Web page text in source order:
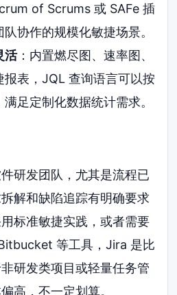
of Scrums 或 SAFe 插
协作的规模化敏捷场景。
活：内置燃尽图、速率图、
报表，JQL 查询语言可以按
足定制化数据统计需求。
研发团队，尤其是流程已
解和缺陷追踪有明确要求
标准敏捷实践，或者需要
等工具，Jira 是比
研发类项目或轻量任务管
高，不一定划算。